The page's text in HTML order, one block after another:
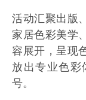
活动汇聚出版
家居色彩美学
容展开，呈现
放出专业色彩
号。